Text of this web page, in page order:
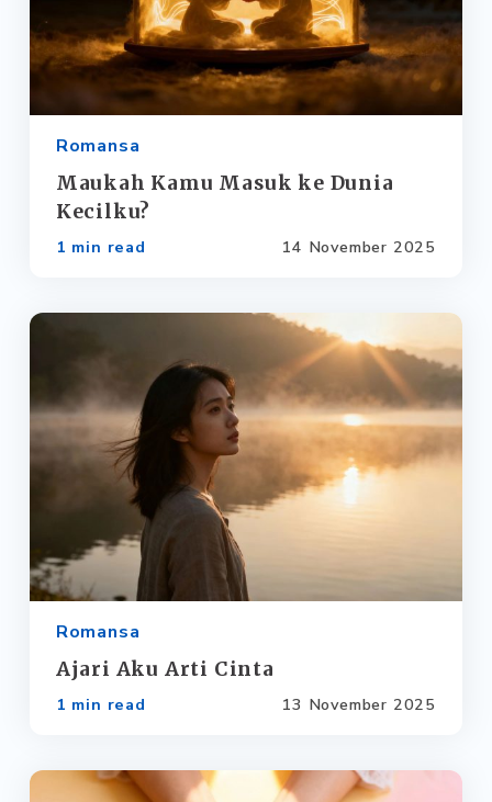
Romansa
Maukah Kamu Masuk ke Dunia
Kecilku?
1 min read 14 November 2025
Romansa
Ajari Aku Arti Cinta
1 min read 13 November 2025